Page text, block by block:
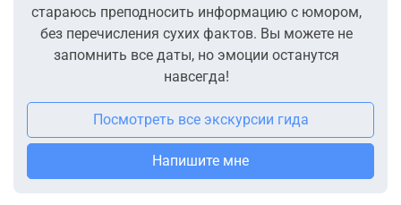
стараюсь преподносить информацию с юмором,
без перечисления сухих фактов. Вы можете не
запомнить все даты, но эмоции останутся
навсегда!
Посмотреть все экскурсии гида
Напишите мне